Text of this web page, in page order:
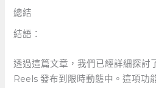
總結
結語：
透過這篇文章，我們已經詳細探
Reels 發布到限時動態中。這項功